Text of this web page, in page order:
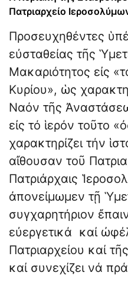
Πατριαρχείο
Προσευχηθέντες
εὐσταθείας τῆς
Μακαριότητος εἰς
Κυρίου», ὡς
Ναόν τῆς
εἰς τό ἱερόν τοῦτο
χαρακτηρίζει τήν
αἴθουσαν τοῦ
Πατριάρχαις
ἀπονείμωμεν τῇ
συγχαρητήριον
εὐεργετικά καί
Πατριαρχείου καί
καί συνεχίζει νά